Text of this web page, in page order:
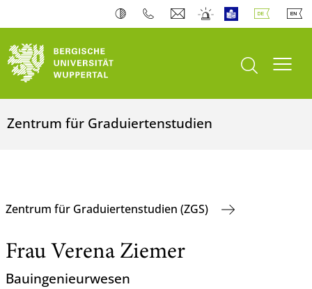
Suche öffnen
Zentrum für Graduiertenstudien
Zentrum für Graduiertenstudien (ZGS)
Frau Verena Ziemer
Bauingenieurwesen